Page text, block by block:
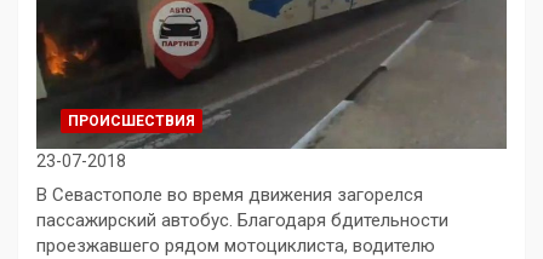
ПРОИСШЕСТВИЯ
23-07-2018
В Севастополе во время движения загорелся
пассажирский автобус. Благодаря бдительности
проезжавшего рядом мотоциклиста, водителю